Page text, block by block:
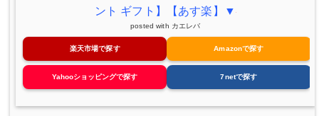
ント ギフト】【あす楽】▼
posted with カエレバ
楽天市場で探す Amazonで探す
Yahooショッピングで探す 7netで探す